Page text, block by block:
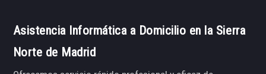
Asistencia Informática a Domicilio en la Sierra
Norte de Madrid